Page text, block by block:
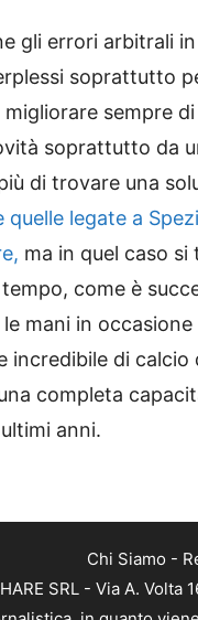
gli errori arbitrali
soprattutto
sempre
soprattutto da
di trovare una
quelle legate a
ma in quel caso
come è
mani in
di calcio
completa
anni.
Chi Siamo -
SRL - Via A.